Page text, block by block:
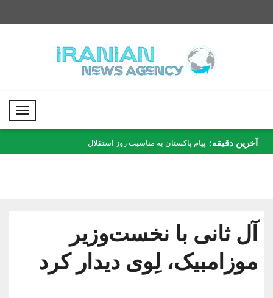
Mobil Menü
آخرین دقیقه: پیام پاکستان به مناسبت روز استقلال دیجیتال..
آل ثانی با نخست‌وزیر
موزامبیک، لِوی دیدار کرد